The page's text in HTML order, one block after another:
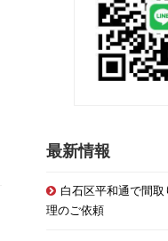
最新情報
白石区平和通で間
理のご依頼